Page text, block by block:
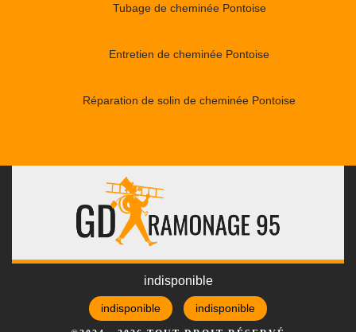
Tubage de cheminée Pontoise
Entretien de cheminée Pontoise
Réparation de solin de cheminée Pontoise
indisponible
indisponible indisponible